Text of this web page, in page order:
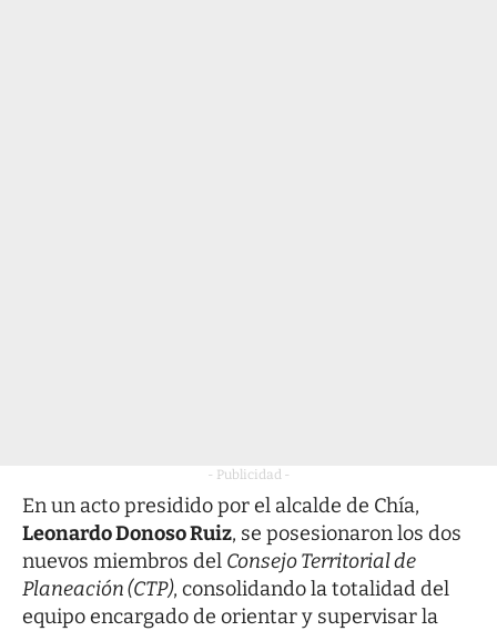
- Publicidad -
En un acto presidido por el alcalde de Chía,
Leonardo Donoso Ruiz, se posesionaron los dos
nuevos miembros del Consejo Territorial de
Planeación (CTP), consolidando la totalidad del
equipo encargado de orientar y supervisar la